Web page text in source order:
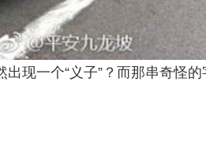
出现一个“义子”？而那串奇怪